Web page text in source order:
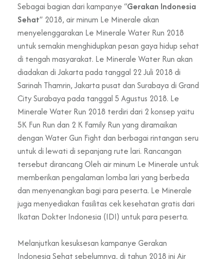
Sebagai bagian dari kampanye “Gerakan Indonesia
Sehat” 2018, air minum Le Minerale akan
menyelenggarakan Le Minerale Water Run 2018
untuk semakin menghidupkan pesan gaya hidup sehat
di tengah masyarakat. Le Minerale Water Run akan
diadakan di Jakarta pada tanggal 22 Juli 2018 di
Sarinah Thamrin, Jakarta pusat dan Surabaya di Grand
City Surabaya pada tanggal 5 Agustus 2018. Le
Minerale Water Run 2018 terdiri dari 2 konsep yaitu
5K Fun Run dan 2 K Family Run yang diramaikan
dengan Water Gun Fight dan berbagai rintangan seru
untuk di lewati di sepanjang rute lari. Rancangan
tersebut dirancang Oleh air minum Le Minerale untuk
memberikan pengalaman lomba lari yang berbeda
dan menyenangkan bagi para peserta. Le Minerale
juga menyediakan fasilitas cek kesehatan gratis dari
Ikatan Dokter Indonesia (IDI) untuk para peserta.
Melanjutkan kesuksesan kampanye Gerakan
Indonesia Sehat sebelumnya, di tahun 2018 ini Air